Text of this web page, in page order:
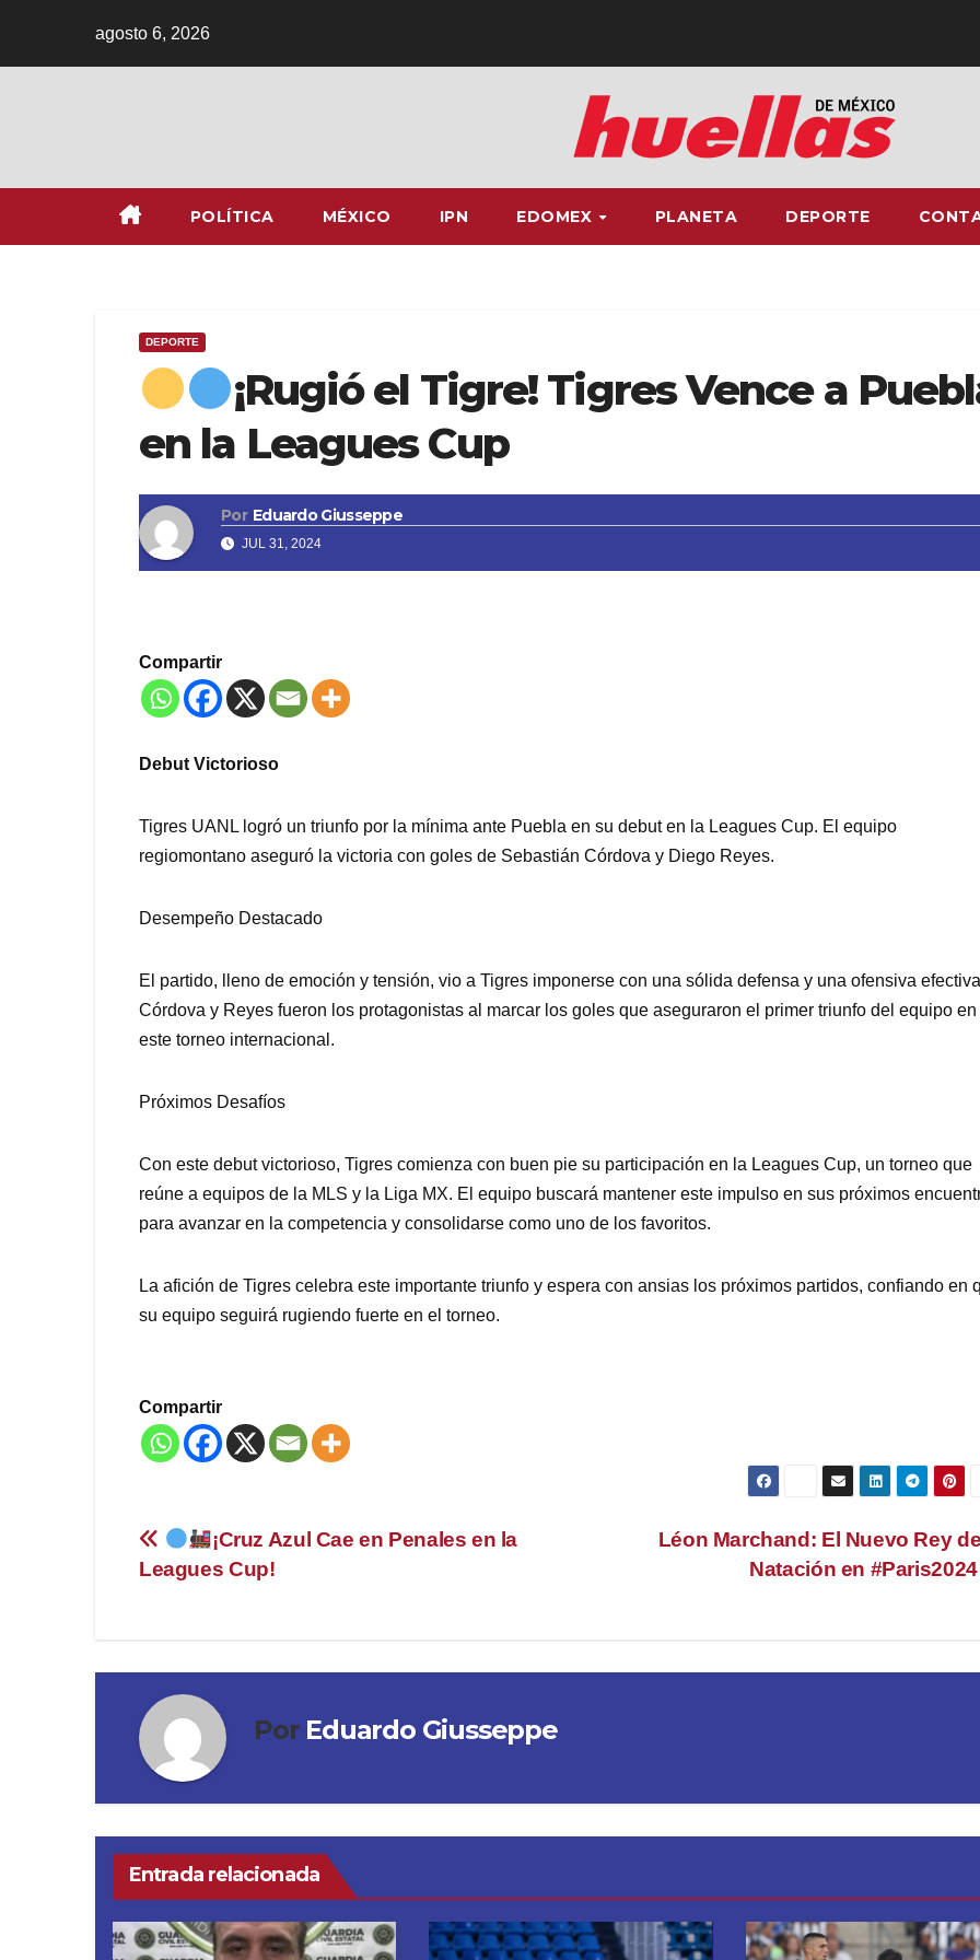
agosto 6, 2026
POLÍTICA MÉXICO IPN EDOMEX PLANETA DEPORTE
DEPORTE
¡Rugió el Tigre! Tigres Vence a
en la Leagues Cup
Por Eduardo Giusseppe
JUL 31, 2024
Compartir
Debut Victorioso
Tigres UANL logró un triunfo por la mínima ante Puebla en su debut en la Leagues Cup. El equipo
regiomontano aseguró la victoria con goles de Sebastián Córdova y Diego Reyes.
Desempeño Destacado
El partido, lleno de emoción y tensión, vio a Tigres imponerse con una sólida defensa y una ofensiva
Córdova y Reyes fueron los protagonistas al marcar los goles que aseguraron el primer triunfo del equipo en
este torneo internacional.
Próximos Desafíos
Con este debut victorioso, Tigres comienza con buen pie su participación en la Leagues Cup, un torneo que
reúne a equipos de la MLS y la Liga MX. El equipo buscará mantener este impulso en sus próximos
para avanzar en la competencia y consolidarse como uno de los favoritos.
La afición de Tigres celebra este importante triunfo y espera con ansias los próximos partidos, confiando en
su equipo seguirá rugiendo fuerte en el torneo.
Compartir
Navegación
de
Léon Marchand: El Nuevo Rey
Natación en #Paris2024
¡Cruz Azul Cae en Penales en la
Leagues Cup!
Por Eduardo Giusseppe
Entrada relacionada